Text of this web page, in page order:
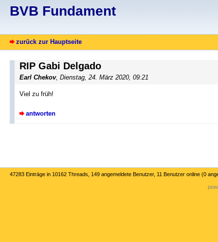
BVB Fundament
zurück zur Hauptseite
RIP Gabi Delgado
Earl Chekov, Dienstag, 24. März 2020, 09:21
Viel zu früh!
antworten
47283 Einträge in 10162 Threads, 149 angemeldete Benutzer, 11 Benutzer online (0